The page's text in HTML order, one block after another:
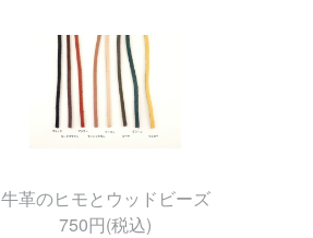
牛革のヒモとウッドビーズ
750円(税込)